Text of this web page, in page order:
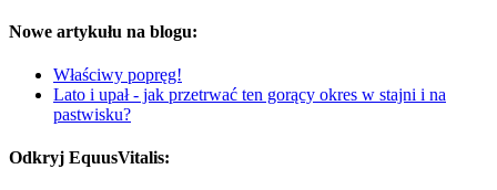
Nowe artykułu na blogu:
Właściwy popręg!
Lato i upał - jak przetrwać ten gorący okres w stajni i na
pastwisku?
Odkryj EquusVitalis: